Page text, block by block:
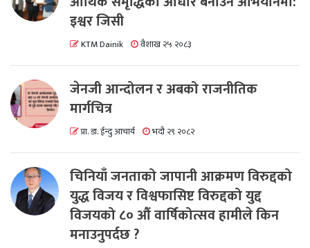
इश्वर जिसी
KTM Dainik वैशाख २५ २०८३
जेनजी आन्दोलन र अबको राजनीतिक
मार्गचित्र
प्रा. डा. ईन्दु आचार्य भदौ २९ २०८२
चिनियाँ जनताको जापानी आक्रमण विरुद्दको
युद्ध विजय र विश्वफासिष्ट विरुद्दको युद्द
विजयको ८० औं वार्षिकोत्सव हामीले किन
मनाउनुपर्दछ ?